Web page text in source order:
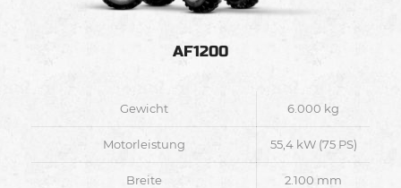
AF1200
Gewicht 6.000 kg
Motorleistung 55,4 kW (75 PS)
Breite 2.100 mm